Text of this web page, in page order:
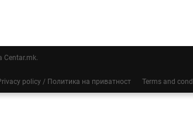
Centar.mk.
policy / Политика на приватност Terms and